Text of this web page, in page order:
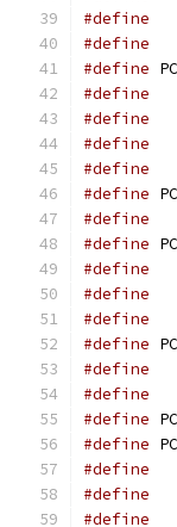
#define
#define
#define
#define
#define
#define
#define
#define
#define
#define
#define
#define
#define
#define
#define
#define
#define
#define
#define
#define
#define